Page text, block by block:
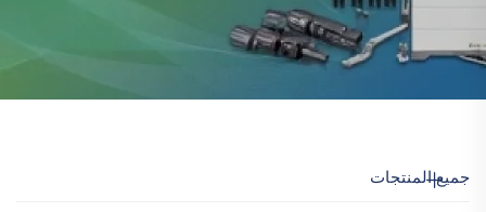
جميع المنتجات